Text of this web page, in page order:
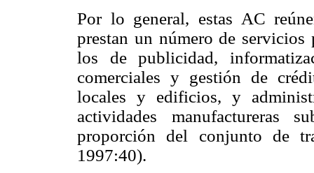
Por lo general, estas AC
prestan un número de
los de publicidad,
comerciales y gestión de
locales y edificios, y
actividades manufactureras
proporción del conjunto de
1997:40).